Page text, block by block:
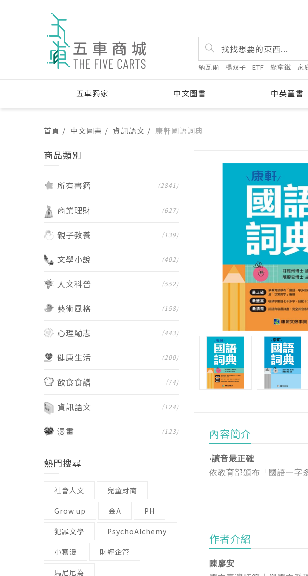
納瓦爾 楊双子 ETF 綠拿鐵 家
五車獨家 中文圖書 中英童書
首頁 中文圖書 資訊語文 康軒國語詞典
內容簡介
‧讀音最正確
依教育部頒布「國語一字
‧詞條最清楚
作者介紹
陳廖安
商品類別
所有書籍 (2841)
商業理財 (627)
親子教養 (139)
文學小說 (402)
人文科普 (552)
藝術風格 (158)
心理勵志 (443)
健康生活 (200)
飲食食譜 (74)
資訊語文 (124)
漫畫 (123)
熱門搜尋
社會人文 兒童財商
Grow up 金A PH
犯罪文學 PsychoAlchemy
小寫漫 財經企管
馬尼尼為